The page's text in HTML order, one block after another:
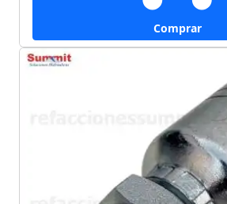
Comprar